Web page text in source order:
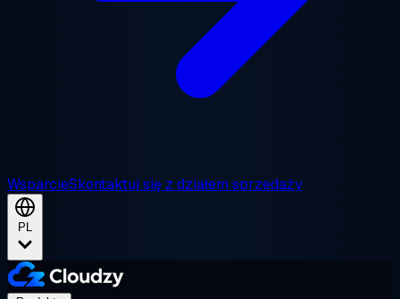
WsparcieSkontaktuj się z działem sprzedaży
PL